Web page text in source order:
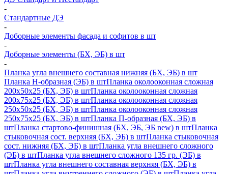
-
Стандартные ДЭ
-
Доборные элементы фасада и софитов в шт
-
Доборные элементы (БХ, ЭБ) в шт
-
Планка угла внешнего составная нижняя (БХ, ЭБ) в шт
Планка H-образная (ЭБ) в штПланка околооконная сложная
200х50х25 (БХ, ЭБ) в штПланка околооконная сложная
200х75х25 (БХ, ЭБ) в штПланка околооконная сложная
250х50х25 (БХ, ЭБ) в штПланка околооконная сложная
250х75х25 (БХ, ЭБ) в штПланка П-образная (БХ, ЭБ) в
штПланка стартово-финишная (БХ, ЭБ, ЭБ new) в штПланка
стыковочная сост. верхняя (БХ, ЭБ) в штПланка стыковочная
сост. нижняя (БХ, ЭБ) в штПланка угла внешнего сложного
(ЭБ) в штПланка угла внешнего сложного 135 гр. (ЭБ) в
штПланка угла внешнего составная верхняя (БХ, ЭБ) в